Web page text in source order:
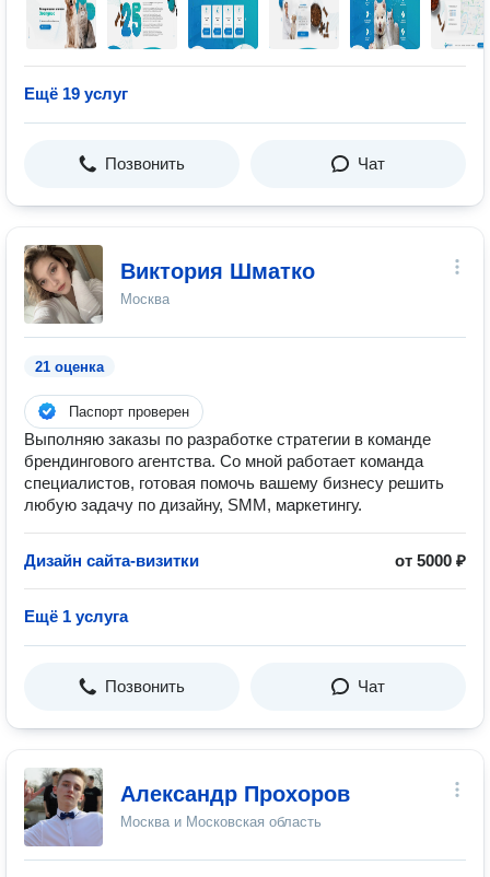
Ещё 19 услуг
Позвонить Чат
Виктория Шматко
Москва
21 оценка
Паспорт проверен
Выполняю заказы по разработке стратегии в команде
брендингового агентства. Со мной работает команда
специалистов, готовая помочь вашему бизнесу решить
любую задачу по дизайну, SMM, маркетингу.
Дизайн сайта-визитки от 5000 ₽
Ещё 1 услуга
Позвонить Чат
Александр Прохоров
Москва и Московская область